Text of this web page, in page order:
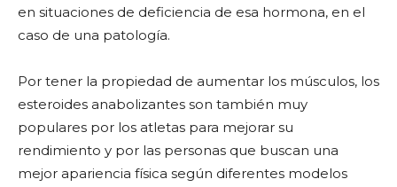
en situaciones de deficiencia de esa hormona, en el
caso de una patología.
Por tener la propiedad de aumentar los músculos, los
esteroides anabolizantes son también muy
populares por los atletas para mejorar su
rendimiento y por las personas que buscan una
mejor apariencia física según diferentes modelos